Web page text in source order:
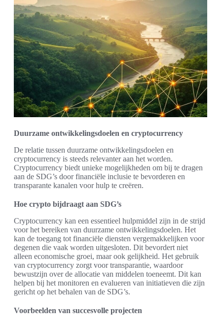
Duurzame ontwikkelingsdoelen en cryptocurrency
De relatie tussen duurzame ontwikkelingsdoelen en
cryptocurrency is steeds relevanter aan het worden.
Cryptocurrency biedt unieke mogelijkheden om bij te dragen
aan de SDG’s door financiële inclusie te bevorderen en
transparante kanalen voor hulp te creëren.
Hoe crypto bijdraagt aan SDG’s
Cryptocurrency kan een essentieel hulpmiddel zijn in de strijd
voor het bereiken van duurzame ontwikkelingsdoelen. Het
kan de toegang tot financiële diensten vergemakkelijken voor
degenen die vaak worden uitgesloten. Dit bevordert niet
alleen economische groei, maar ook gelijkheid. Het gebruik
van cryptocurrency zorgt voor transparantie, waardoor
bewustzijn over de allocatie van middelen toeneemt. Dit kan
helpen bij het monitoren en evalueren van initiatieven die zijn
gericht op het behalen van de SDG’s.
Voorbeelden van succesvolle projecten